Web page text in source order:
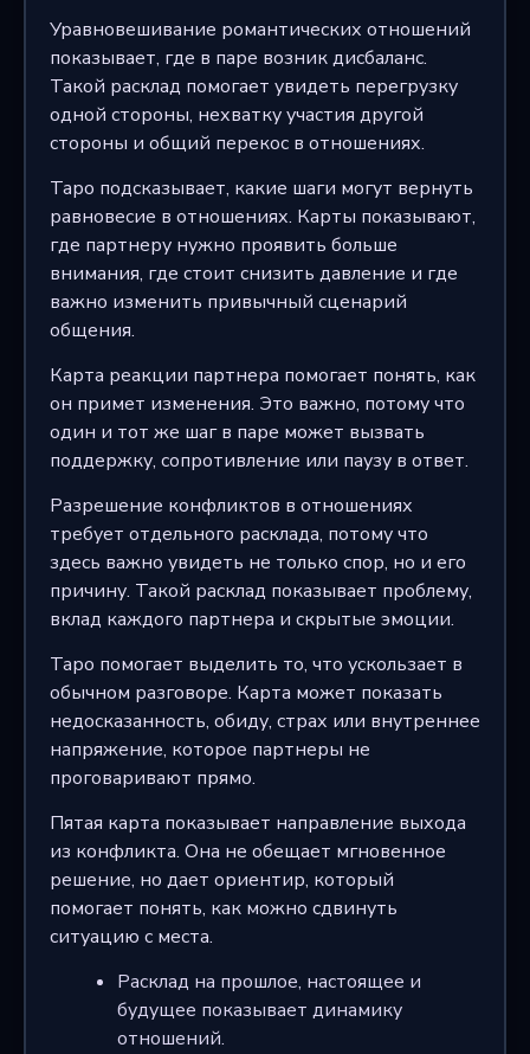
Уравновешивание романтических отношений
показывает, где в паре возник дисбаланс.
Такой расклад помогает увидеть перегрузку
одной стороны, нехватку участия другой
стороны и общий перекос в отношениях.
Таро подсказывает, какие шаги могут вернуть
равновесие в отношениях. Карты показывают,
где партнеру нужно проявить больше
внимания, где стоит снизить давление и где
важно изменить привычный сценарий
общения.
Карта реакции партнера помогает понять, как
он примет изменения. Это важно, потому что
один и тот же шаг в паре может вызвать
поддержку, сопротивление или паузу в ответ.
Разрешение конфликтов в отношениях
требует отдельного расклада, потому что
здесь важно увидеть не только спор, но и его
причину. Такой расклад показывает проблему,
вклад каждого партнера и скрытые эмоции.
Таро помогает выделить то, что ускользает в
обычном разговоре. Карта может показать
недосказанность, обиду, страх или внутреннее
напряжение, которое партнеры не
проговаривают прямо.
Пятая карта показывает направление выхода
из конфликта. Она не обещает мгновенное
решение, но дает ориентир, который
помогает понять, как можно сдвинуть
ситуацию с места.
Расклад на прошлое, настоящее и
будущее показывает динамику
отношений.